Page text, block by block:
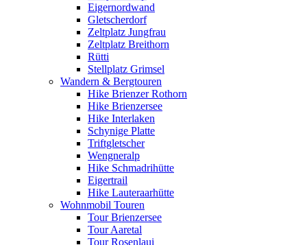
Eigernordwand
Gletscherdorf
Zeltplatz Jungfrau
Zeltplatz Breithorn
Rütti
Stellplatz Grimsel
Wandern & Bergtouren
Hike Brienzer Rothorn
Hike Brienzersee
Hike Interlaken
Schynige Platte
Triftgletscher
Wengneralp
Hike Schmadrihütte
Eigertrail
Hike Lauteraarhütte
Wohnmobil Touren
Tour Brienzersee
Tour Aaretal
Tour Rosenlaui